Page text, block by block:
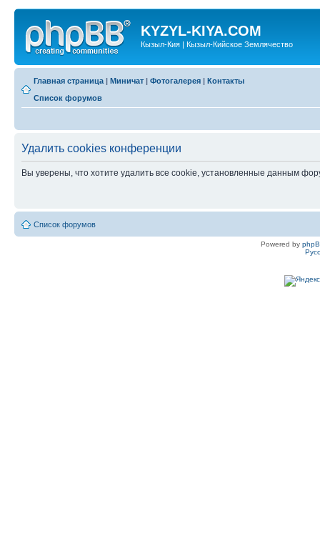
KYZYL-KIYA.COM
Кызыл-Кия | Кызыл-Кийское Землячество
Главная страница | Миничат | Фотогалерея | Контакты
Список форумов
Удалить cookies конференции
Вы уверены, что хотите удалить все cookie, установленные данным
Список форумов
Powered by